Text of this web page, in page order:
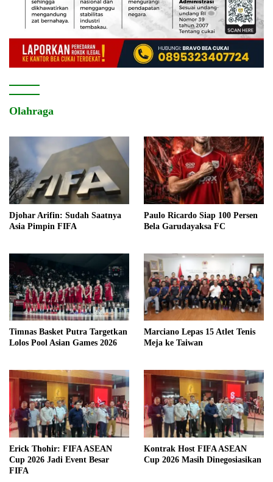
Olahraga
Djohar Arifin: Sudah Saatnya
Asia Pimpin FIFA
Paulo Ricardo Siap 100 Persen
Bela Garudayaksa FC
Timnas Basket Putra Targetkan
Lolos Pool Asian Games 2026
Marciano Lepas 15 Atlet Tenis
Meja ke Taiwan
Erick Thohir: FIFA ASEAN
Cup 2026 Jadi Event Besar
FIFA
Kontrak Host FIFA ASEAN
Cup 2026 Masih Dinegosiasikan